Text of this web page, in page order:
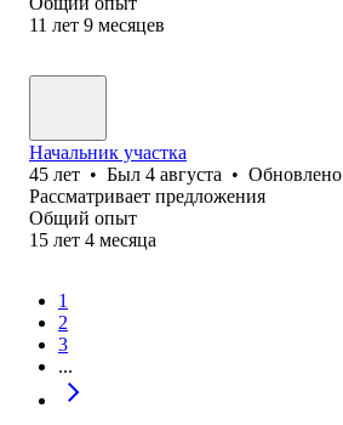
11 лет 9 месяцев
Начальник участка
45 лет • Был 4 августа • Обновлено
Рассматривает предложения
Общий опыт
15 лет 4 месяца
1
2
3
...